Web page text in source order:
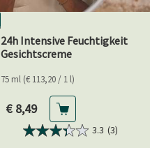
24h Intensive Feuchtigkeit
Gesichtscreme
75 ml (€ 113,20 / 1 l)
Aktueller Preis
€ 8,49
3.3 (3)